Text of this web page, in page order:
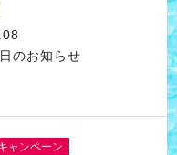
のお知らせ
ャンペーン